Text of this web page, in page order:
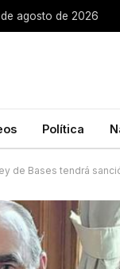
agosto de 2026
Política
de Bases tendrá